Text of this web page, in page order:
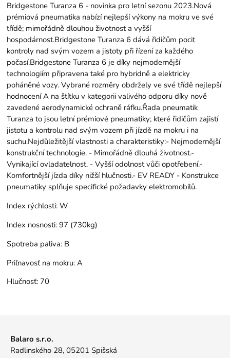
Bridgestone Turanza 6 - novinka pro letní sezonu 2023.Nová
prémiová pneumatika nabízí nejlepší výkony na mokru ve své
třídě; mimořádně dlouhou životnost a vyšší
hospodárnost.Bridgestone Turanza 6 dává řidičům pocit
kontroly nad svým vozem a jistoty při řízení za každého
počasí.Bridgestone Turanza 6 je díky nejmodernější
technologiím připravena také pro hybridně a elektricky
poháněné vozy. Vybrané rozměry obdržely ve své třídě nejlepší
hodnocení A na štítku v kategorii valivého odporu díky nově
zavedené aerodynamické ochraně ráfku.Řada pneumatik
Turanza to jsou letní prémiové pneumatiky; které řidičům zajistí
jistotu a kontrolu nad svým vozem při jízdě na mokru i na
suchu.Nejdůležitější vlastnosti a charakteristiky:- Nejmodernější
konstrukční technologie. - Mimořádně dlouhá životnost.-
Vynikající ovladatelnost. - Vyšší odolnost vůči opotřebení.-
Komfortnější jízda díky nižší hlučnosti.- EV READY - Konstrukce
pneumatiky splňuje specifické požadavky elektromobilů.
Index rýchlosti: W
Index nosnosti: 97 (730kg)
Spotreba paliva: B
Priľnavosť na mokru: A
Hlučnosť: 70
Balaro s.r.o.
Radlinského 28, 05201 Spišská